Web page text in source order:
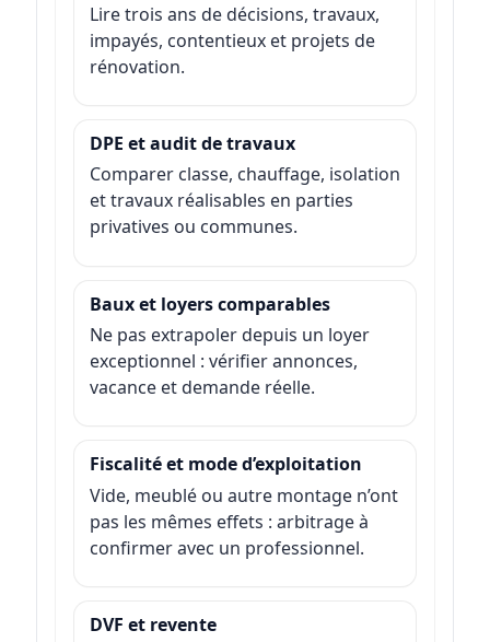
Lire trois ans de décisions, travaux,
impayés, contentieux et projets de
rénovation.
DPE et audit de travaux
Comparer classe, chauffage, isolation
et travaux réalisables en parties
privatives ou communes.
Baux et loyers comparables
Ne pas extrapoler depuis un loyer
exceptionnel : vérifier annonces,
vacance et demande réelle.
Fiscalité et mode d’exploitation
Vide, meublé ou autre montage n’ont
pas les mêmes effets : arbitrage à
confirmer avec un professionnel.
DVF et revente